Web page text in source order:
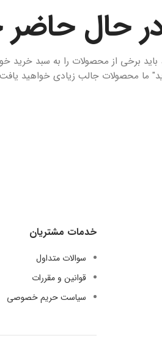
حال
برخی از محصولات را به سبد خرید
ما محصولات جالب زیادی خواهید
خدمات مشتریان
سوالات متداول
قوانین و مقررات
سیاست حریم خصوصی